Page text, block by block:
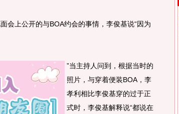
上公开的与BOA约会的事情，李俊基说“因为
”当主持人问到，根据当时的
照片，与穿着便装BOA，李
孝利相比李俊基穿的过于正
式时，李俊基解释说“都说在